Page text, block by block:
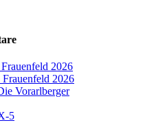
2026
2026
Vorarlberger
5